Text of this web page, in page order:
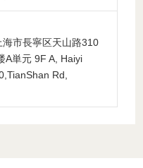
市長寧区天山路310
単元 9F A, Haiyi
Rd,